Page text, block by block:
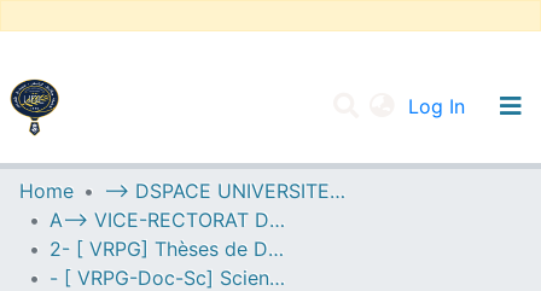
Log In
UNIVERSITY OF D.L SIDI BEL ABBES
Communities & Collections
All of DSpace
Home
--> DSPACE UNIVERSITE DJILALLI LIABES DE SIDI BEL ABBES
A--> VICE-RECTORAT DE LA POST-GRADUATION
2- [ VRPG] Thèses de Doctorat en Sciences
- [ VRPG-Doc-Sc] Sciences physiques --- علوم فيزيائية